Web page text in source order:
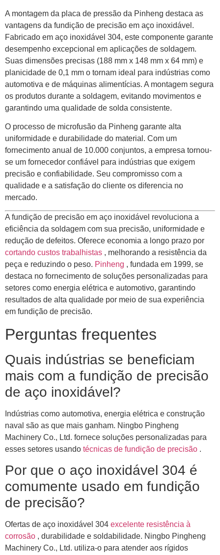
A montagem da placa de pressão da Pinheng destaca as
vantagens da fundição de precisão em aço inoxidável.
Fabricado em aço inoxidável 304, este componente garante
desempenho excepcional em aplicações de soldagem.
Suas dimensões precisas (188 mm x 148 mm x 64 mm) e
planicidade de 0,1 mm o tornam ideal para indústrias como
automotiva e de máquinas alimentícias. A montagem segura
os produtos durante a soldagem, evitando movimentos e
garantindo uma qualidade de solda consistente.
O processo de microfusão da Pinheng garante alta
uniformidade e durabilidade do material. Com um
fornecimento anual de 10.000 conjuntos, a empresa tornou-
se um fornecedor confiável para indústrias que exigem
precisão e confiabilidade. Seu compromisso com a
qualidade e a satisfação do cliente os diferencia no
mercado.
A fundição de precisão em aço inoxidável revoluciona a
eficiência da soldagem com sua precisão, uniformidade e
redução de defeitos. Oferece economia a longo prazo por
cortando custos trabalhistas , melhorando a resistência da
peça e reduzindo o peso. Pinheng , fundada em 1999, se
destaca no fornecimento de soluções personalizadas para
setores como energia elétrica e automotivo, garantindo
resultados de alta qualidade por meio de sua experiência
em fundição de precisão.
Perguntas frequentes
Quais indústrias se beneficiam
mais com a fundição de precisão
de aço inoxidável?
Indústrias como automotiva, energia elétrica e construção
naval são as que mais ganham. Ningbo Pingheng
Machinery Co., Ltd. fornece soluções personalizadas para
esses setores usando técnicas de fundição de precisão .
Por que o aço inoxidável 304 é
comumente usado em fundição
de precisão?
Ofertas de aço inoxidável 304 excelente resistência à
corrosão , durabilidade e soldabilidade. Ningbo Pingheng
Machinery Co., Ltd. utiliza-o para atender aos rígidos